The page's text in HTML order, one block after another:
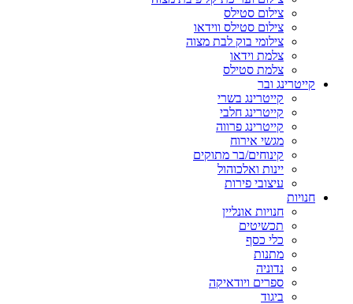
צילום סטילס
צילום סטילס ווידאו
צילומי בוק לבת מצוה
צלמת וידאו
צלמת סטילס
קייטרינג ובר
קייטרינג בשרי
קייטרינג חלבי
קייטרינג פרווה
מגשי אירוח
קינוחים/בר מתוקים
יינות ואלכוהול
עיצובי פירות
חנויות
חנויות אונליין
תכשיטים
כלי כסף
מתנות
נדוניה
ספרים ויודאיקה
ביגוד